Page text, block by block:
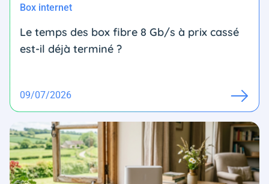
Box internet
Le temps des box fibre 8 Gb/s à prix cassé
est-il déjà terminé ?
09/07/2026